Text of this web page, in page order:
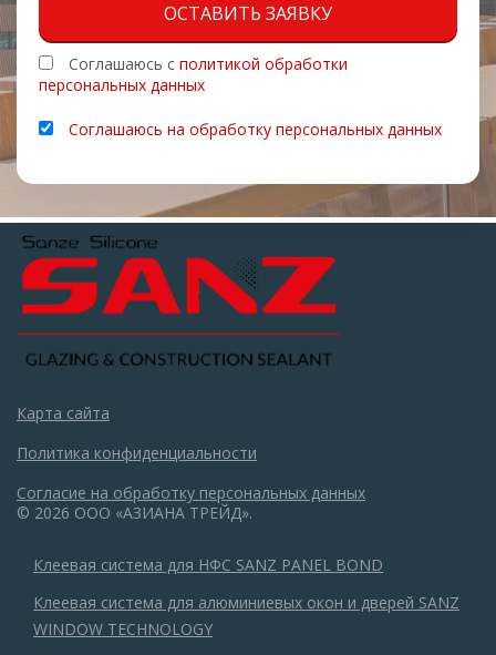
ОСТАВИТЬ ЗАЯВКУ
Соглашаюсь с политикой обработки
персональных данных
Соглашаюсь на обработку персональных данных
Карта сайта
Политика конфиденциальности
Согласие на обработку персональных данных
© 2026 ООО «АЗИАНА ТРЕЙД».
Клеевая система для НФС SANZ PANEL BOND
Клеевая система для алюминиевых окон и дверей SANZ
WINDOW TECHNOLOGY